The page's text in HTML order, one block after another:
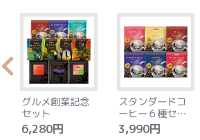
グルメ創業記念
セット
6,280円
スタンダードコ
ーヒー６種セッ
ト
3,990円